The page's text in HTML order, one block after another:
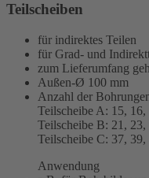
Teilscheiben
für indirektes Teilen
für Grad- und
zum Lieferumfang
Außen-Ø 100 mm
Anzahl der
Teilscheibe A: 15,
Teilscheibe B: 21,
Teilscheibe C: 37,
Anwendung